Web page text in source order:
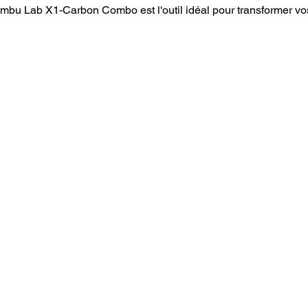
Lab X1-Carbon Combo est l'outil idéal pour transformer